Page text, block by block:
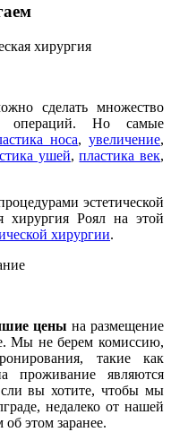
сделать множество
операций. Но самые
носа,увеличение,
ушей,пластика век,
эстетической
хирургия Роял на этой
хирургии.
цены на размещение
Мы не берем комиссию,
такие как
являются
вы хотите, чтобы мы
недалеко от нашей
этом заранее.